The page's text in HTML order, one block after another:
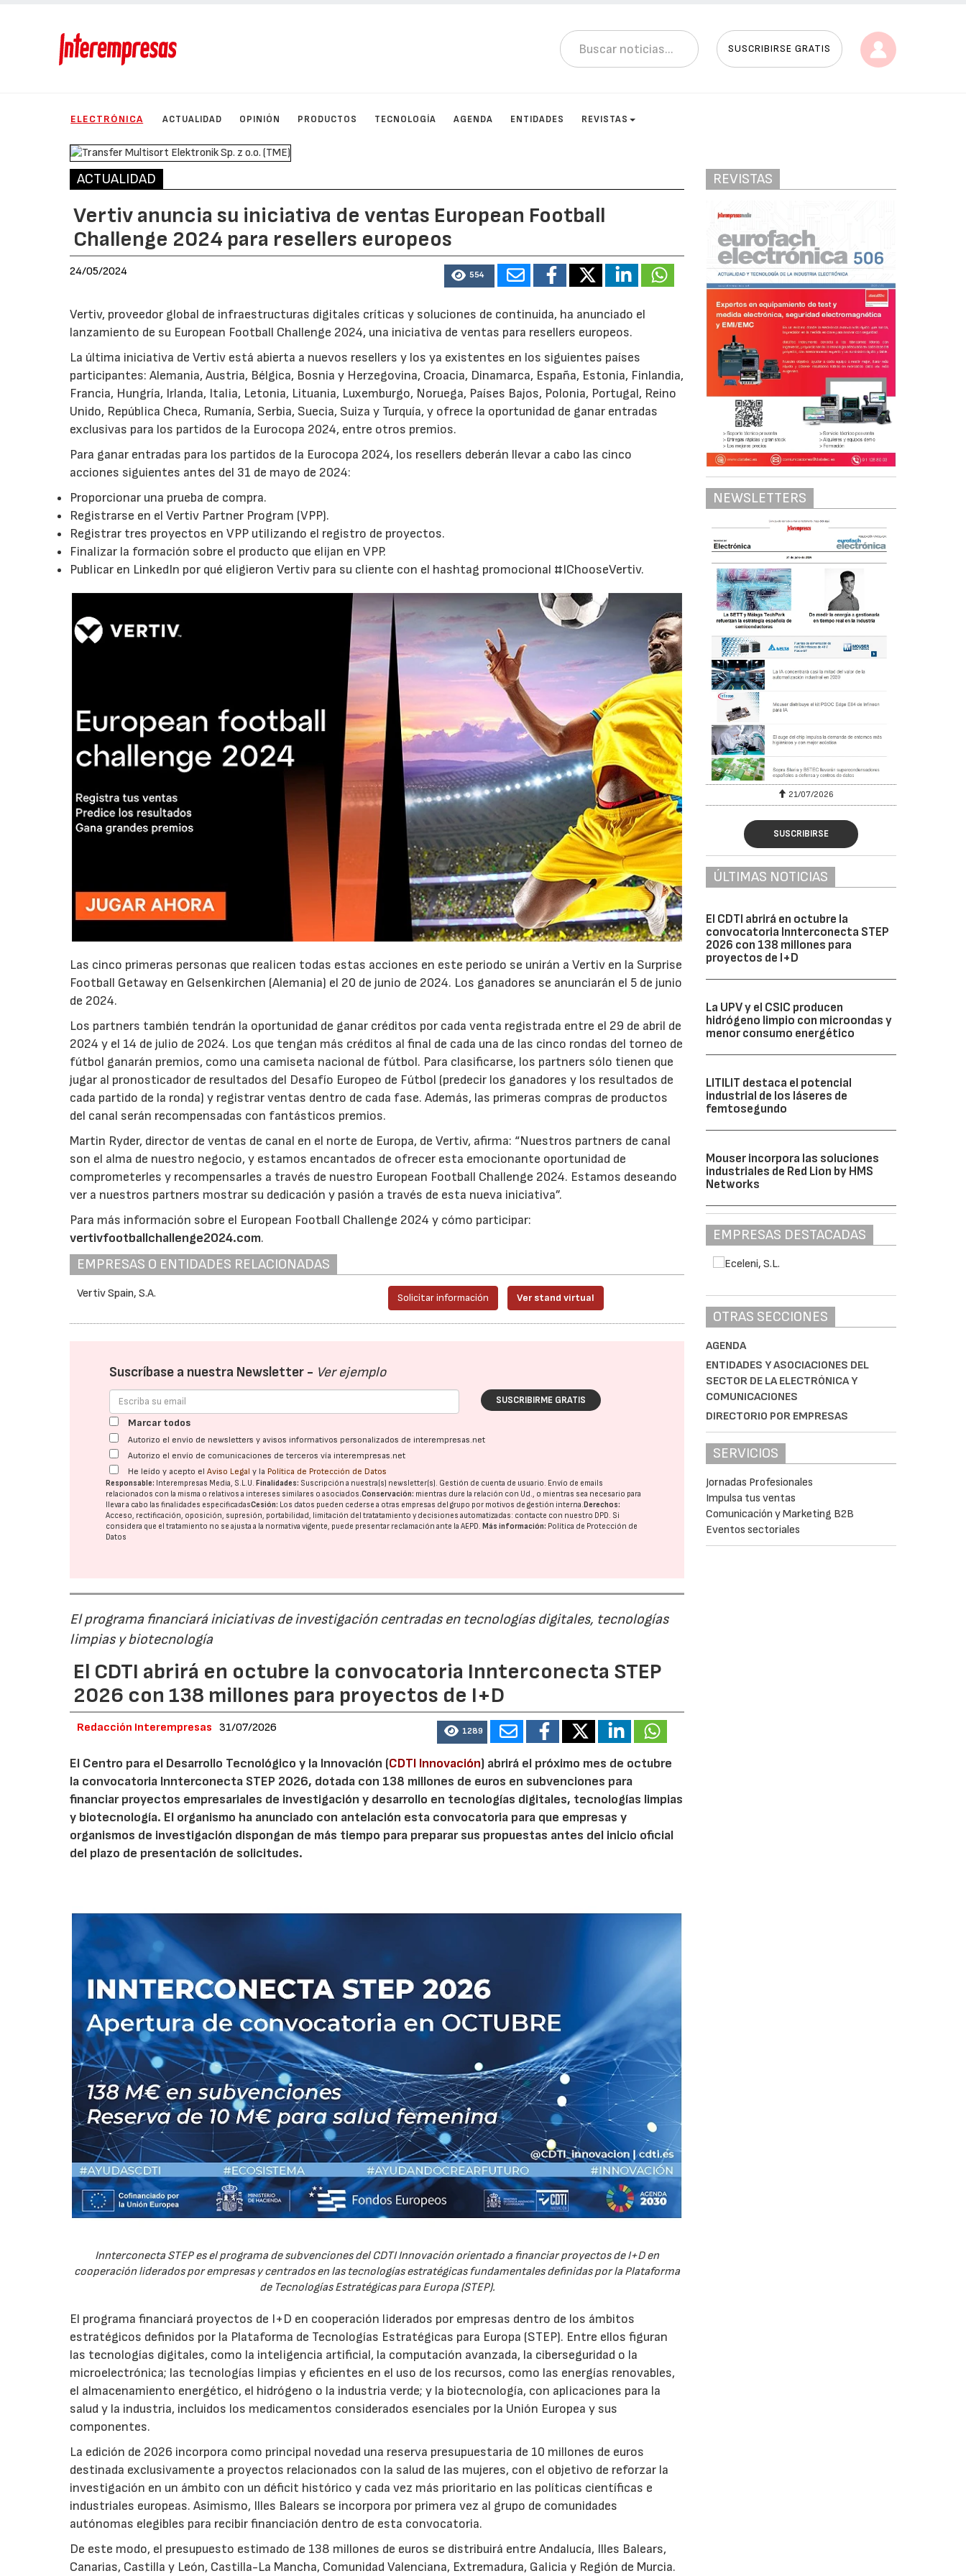
SUSCRIBIRSE GRATIS
ELECTRÓNICA ACTUALIDAD OPINIÓN PRODUCTOS TECNOLOGÍA AGENDA ENTIDADES REVISTAS
ACTUALIDAD
Vertiv anuncia su iniciativa de ventas European Football
Challenge 2024 para resellers europeos
24/05/2024 554
Vertiv, proveedor global de infraestructuras digitales críticas y soluciones de continuida, ha anunciado el
lanzamiento de su European Football Challenge 2024, una iniciativa de ventas para resellers europeos.
La última iniciativa de Vertiv está abierta a nuevos resellers y los ya existentes en los siguientes países
participantes: Alemania, Austria, Bélgica, Bosnia y Herzegovina, Croacia, Dinamarca, España, Estonia, Finlandia,
Francia, Hungría, Irlanda, Italia, Letonia, Lituania, Luxemburgo, Noruega, Países Bajos, Polonia, Portugal, Reino
Unido, República Checa, Rumanía, Serbia, Suecia, Suiza y Turquía, y ofrece la oportunidad de ganar entradas
exclusivas para los partidos de la Eurocopa 2024, entre otros premios.
Para ganar entradas para los partidos de la Eurocopa 2024, los resellers deberán llevar a cabo las cinco
acciones siguientes antes del 31 de mayo de 2024:
Proporcionar una prueba de compra.
Registrarse en el Vertiv Partner Program (VPP).
Registrar tres proyectos en VPP utilizando el registro de proyectos.
Finalizar la formación sobre el producto que elijan en VPP.
Publicar en LinkedIn por qué eligieron Vertiv para su cliente con el hashtag promocional #IChooseVertiv.
Las cinco primeras personas que realicen todas estas acciones en este periodo se unirán a Vertiv en la Surprise
Football Getaway en Gelsenkirchen (Alemania) el 20 de junio de 2024. Los ganadores se anunciarán el 5 de junio
de 2024.
Los partners también tendrán la oportunidad de ganar créditos por cada venta registrada entre el 29 de abril de
2024 y el 14 de julio de 2024. Los que tengan más créditos al final de cada una de las cinco rondas del torneo de
fútbol ganarán premios, como una camiseta nacional de fútbol. Para clasificarse, los partners sólo tienen que
jugar al pronosticador de resultados del Desafío Europeo de Fútbol (predecir los ganadores y los resultados de
cada partido de la ronda) y registrar ventas dentro de cada fase. Además, las primeras compras de productos
del canal serán recompensadas con fantásticos premios.
Martin Ryder, director de ventas de canal en el norte de Europa, de Vertiv, afirma: “Nuestros partners de canal
son el alma de nuestro negocio, y estamos encantados de ofrecer esta emocionante oportunidad de
comprometerles y recompensarles a través de nuestro European Football Challenge 2024. Estamos deseando
ver a nuestros partners mostrar su dedicación y pasión a través de esta nueva iniciativa”.
Para más información sobre el European Football Challenge 2024 y cómo participar:
vertivfootballchallenge2024.com.
EMPRESAS O ENTIDADES RELACIONADAS
Vertiv Spain, S.A. Solicitar información Ver stand virtual
Suscríbase a nuestra Newsletter - Ver ejemplo
SUSCRIBIRME GRATIS
Marcar todos
Autorizo el envío de newsletters y avisos informativos personalizados de interempresas.net
Autorizo el envío de comunicaciones de terceros vía interempresas.net
He leído y acepto elAviso Legal y la Política de Protección de Datos
Responsable: Interempresas Media, S.L.U.Finalidades: Suscripción a nuestra(s) newsletter(s). Gestión de cuenta de usuario. Envío de emails
relacionados con la misma o relativos a intereses similares o asociados.Conservación: mientras dure la relación con Ud., o mientras sea necesario para
llevar a cabo las finalidades especificadasCesión: Los datos pueden cederse a otras empresas del grupo por motivos de gestión interna.Derechos:
Acceso, rectificación, oposición, supresión, portabilidad, limitación del tratatamiento y decisiones automatizadas: contacte con nuestro DPD. Si
considera que el tratamiento no se ajusta a la normativa vigente, puede presentar reclamación ante laAEPD.Más información: Política de Protección de
Datos
El programa financiará iniciativas de investigación centradas en tecnologías digitales, tecnologías
limpias y biotecnología
El CDTI abrirá en octubre la convocatoria Innterconecta STEP
2026 con 138 millones para proyectos de I+D
Redacción Interempresas 31/07/2026 1289
El Centro para el Desarrollo Tecnológico y la Innovación (CDTI Innovación) abrirá el próximo mes de octubre
la convocatoria Innterconecta STEP 2026, dotada con 138 millones de euros en subvenciones para
financiar proyectos empresariales de investigación y desarrollo en tecnologías digitales, tecnologías limpias
y biotecnología. El organismo ha anunciado con antelación esta convocatoria para que empresas y
organismos de investigación dispongan de más tiempo para preparar sus propuestas antes del inicio oficial
del plazo de presentación de solicitudes.
Innterconecta STEP es el programa de subvenciones del CDTI Innovación orientado a financiar proyectos de I+D en
cooperación liderados por empresas y centrados en las tecnologías estratégicas fundamentales definidas por la Plataforma
de Tecnologías Estratégicas para Europa (STEP).
El programa financiará proyectos de I+D en cooperación liderados por empresas dentro de los ámbitos
estratégicos definidos por la Plataforma de Tecnologías Estratégicas para Europa (STEP). Entre ellos figuran
las tecnologías digitales, como la inteligencia artificial, la computación avanzada, la ciberseguridad o la
microelectrónica; las tecnologías limpias y eficientes en el uso de los recursos, como las energías renovables,
el almacenamiento energético, el hidrógeno o la industria verde; y la biotecnología, con aplicaciones para la
salud y la industria, incluidos los medicamentos considerados esenciales por la Unión Europea y sus
componentes.
La edición de 2026 incorpora como principal novedad una reserva presupuestaria de 10 millones de euros
destinada exclusivamente a proyectos relacionados con la salud de las mujeres, con el objetivo de reforzar la
investigación en un ámbito con un déficit histórico y cada vez más prioritario en las políticas científicas e
industriales europeas. Asimismo, Illes Balears se incorpora por primera vez al grupo de comunidades
autónomas elegibles para recibir financiación dentro de esta convocatoria.
De este modo, el presupuesto estimado de 138 millones de euros se distribuirá entre Andalucía, Illes Balears,
Canarias, Castilla y León, Castilla-La Mancha, Comunidad Valenciana, Extremadura, Galicia y Región de Murcia.
REVISTAS
NEWSLETTERS
21/07/2026 28/07/2026 21/07/2026
SUSCRIBIRSE
ÚLTIMAS NOTICIAS
El CDTI abrirá en octubre la
convocatoria Innterconecta STEP
2026 con 138 millones para
proyectos de I+D
La UPV y el CSIC producen
hidrógeno limpio con microondas y
menor consumo energético
LITILIT destaca el potencial
industrial de los láseres de
femtosegundo
Mouser incorpora las soluciones
industriales de Red Lion by HMS
Networks
EMPRESAS DESTACADAS
OTRAS SECCIONES
AGENDA
ENTIDADES Y ASOCIACIONES DEL
SECTOR DE LA ELECTRÓNICA Y
COMUNICACIONES
DIRECTORIO POR EMPRESAS
SERVICIOS
Jornadas Profesionales
Impulsa tus ventas
Comunicación y Marketing B2B
Eventos sectoriales